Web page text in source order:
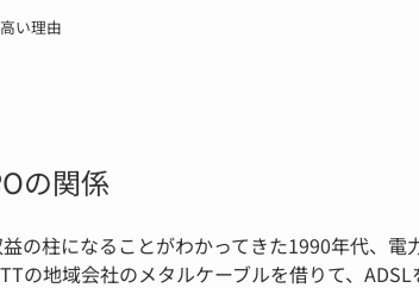
い理由
の関係
の柱になることがわかってきた1990年代、
の地域会社のメタルケーブルを借りて、